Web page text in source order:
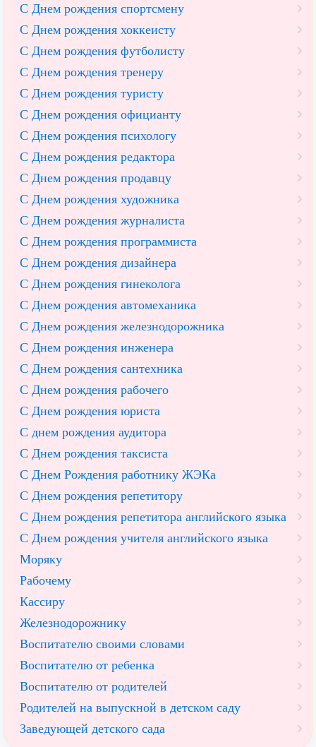
С Днем рождения спортсмену
С Днем рождения хоккеисту
С Днем рождения футболисту
С Днем рождения тренеру
С Днем рождения туристу
С Днем рождения официанту
С Днем рождения психологу
С Днем рождения редактора
С Днем рождения продавцу
С Днем рождения художника
С Днем рождения журналиста
С Днем рождения программиста
С Днем рождения дизайнера
С Днем рождения гинеколога
С Днем рождения автомеханика
С Днем рождения железнодорожника
С Днем рождения инженера
С Днем рождения сантехника
С Днем рождения рабочего
С Днем рождения юриста
С днем рождения аудитора
С Днем рождения таксиста
С Днем Рождения работнику ЖЭКа
С Днем рождения репетитору
С Днем рождения репетитора английского языка
С Днем рождения учителя английского языка
Моряку
Рабочему
Кассиру
Железнодорожнику
Воспитателю своими словами
Воспитателю от ребенка
Воспитателю от родителей
Родителей на выпускной в детском саду
Заведующей детского сада